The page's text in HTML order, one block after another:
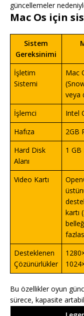
güncellemeler
Mac Os için
Sistem
Gereksinimi
İşletim
Sistemi
Mac
veya
İşlemci
Intel
Hafıza
2GB
Hard Disk
Alanı
1 GB
Video Kartı
kartı
Desteklenen
Çözünürlükler
Bu özellikler oyun
sürece, kapasite